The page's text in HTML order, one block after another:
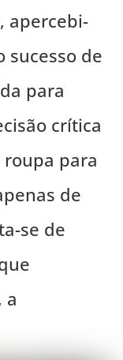
apercebi-
sucesso de
para
crítica
para
de
se de
a